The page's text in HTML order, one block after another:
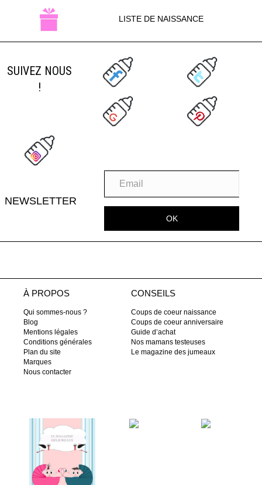
LISTE DE NAISSANCE
SUIVEZ NOUS
!
NEWSLETTER
OK
À PROPOS
Qui sommes-nous ?
Blog
Mentions légales
Conditions générales
Plan du site
Marques
Nous contacter
CONSEILS
Coups de coeur naissance
Coups de coeur anniversaire
Guide d’achat
Nos mamans testeuses
Le magazine des jumeaux